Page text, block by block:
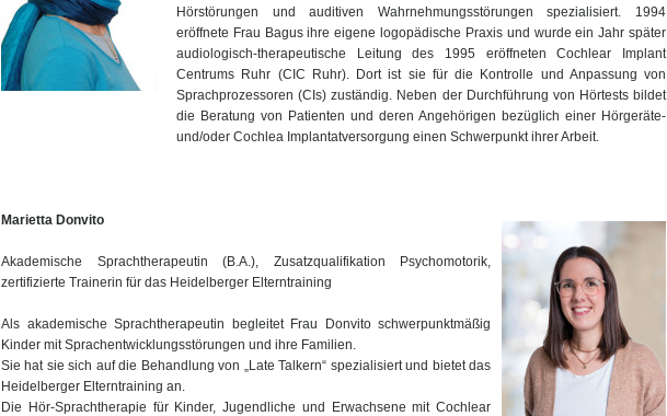
Hörstörungen und auditiven Wahrnehmungsstörungen spezialisiert. 1994
eröffnete Frau Bagus ihre eigene logopädische Praxis und wurde ein Jahr später
audiologisch-therapeutische Leitung des 1995 eröffneten Cochlear Implant
Centrums Ruhr (CIC Ruhr). Dort ist sie für die Kontrolle und Anpassung von
Sprachprozessoren (CIs) zuständig. Neben der Durchführung von Hörtests bildet
die Beratung von Patienten und deren Angehörigen bezüglich einer Hörgeräte-
und/oder Cochlea Implantatversorgung einen Schwerpunkt ihrer Arbeit.
Marietta Donvito
Akademische Sprachtherapeutin (B.A.), Zusatzqualifikation Psychomotorik,
zertifizierte Trainerin für das Heidelberger Elterntraining
Als akademische Sprachtherapeutin begleitet Frau Donvito schwerpunktmäßig
Kinder mit Sprachentwicklungsstörungen und ihre Familien.
Sie hat sie sich auf die Behandlung von „Late Talkern“ spezialisiert und bietet das
Heidelberger Elterntraining an.
Die Hör-Sprachtherapie für Kinder, Jugendliche und Erwachsene mit Cochlear